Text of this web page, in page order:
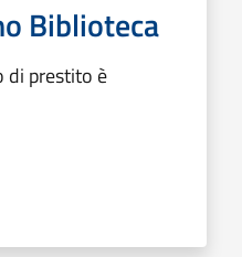
Biblioteca
di prestito è